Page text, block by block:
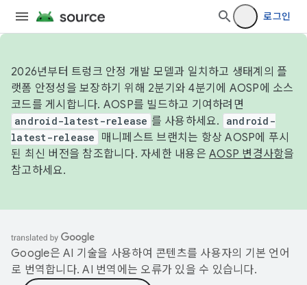
로그인
2026년부터 트렁크 안정 개발 모델과 일치하고 생태계의 플
랫폼 안정성을 보장하기 위해 2분기와 4분기에 AOSP에 소스
코드를 게시합니다. AOSP를 빌드하고 기여하려면
android-latest-release 를 사용하세요.
android-
latest-release
매니페스트 브랜치는 항상 AOSP에 푸시
된 최신 버전을 참조합니다. 자세한 내용은 AOSP 변경사항을
참고하세요.
Google은 AI 기술을 사용하여 콘텐츠를 사용자의 기본 언어
로 번역합니다. AI 번역에는 오류가 있을 수 있습니다.